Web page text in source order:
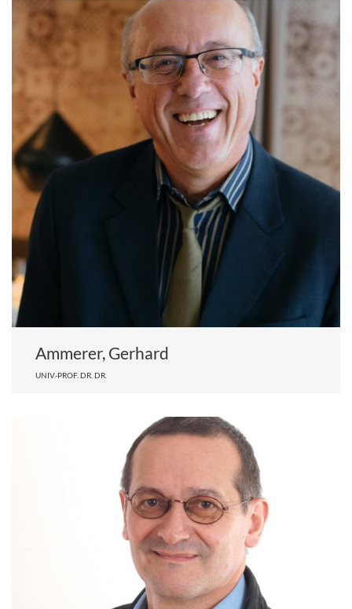
Ammerer, Gerhard
UNIV.-PROF. DR. DR.